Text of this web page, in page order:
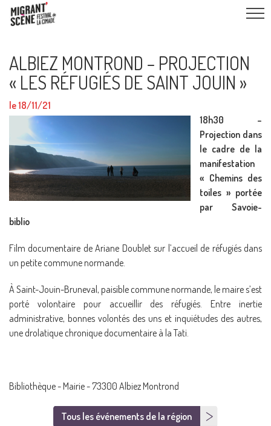
ALBIEZ MONTROND – PROJECTION
« LES RÉFUGIÉS DE SAINT JOUIN »
le 18/11/21
18h30 –
Projection dans
le cadre de la
manifestation
« Chemins des
toiles » portée
par Savoie-
biblio
Film documentaire de Ariane Doublet sur l’accueil de réfugiés dans
un petite commune normande.
À Saint-Jouin-Bruneval, paisible commune normande, le maire s’est
porté volontaire pour accueillir des réfugiés. Entre inertie
administrative, bonnes volontés des uns et inquiétudes des autres,
une drolatique chronique documentaire à la Tati.
Bibliothèque - Mairie - 73300 Albiez Montrond
Tous les événements de la région